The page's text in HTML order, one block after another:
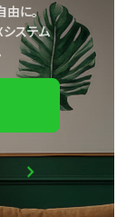
由に。
ステム